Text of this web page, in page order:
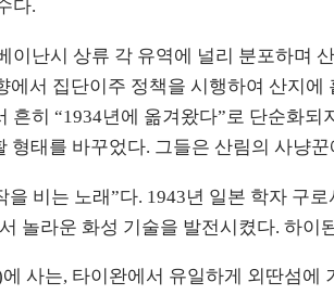
다.
난시 상류 각 유역에 널리 분포하며
서 집단이주 정책을 시행하여 산지
히 “1934년에 옮겨왔다”로 단순화
태를 바꾸었다. 그들은 산림의 사냥
을 비는 노래”다. 1943년 일본 학자 구
놀라운 화성 기술을 발전시켰다. 하
사는, 타이완에서 유일하게 외딴섬